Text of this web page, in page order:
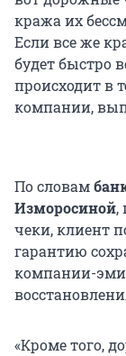
кража их
Если все же
будет быстро
происходит в
компании,
По словам
Изморосиной,
чеки, клиент
гарантию
компании-
«Кроме того,